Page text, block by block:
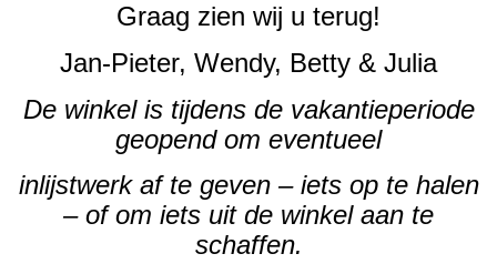
Graag zien wij u terug!
Jan-Pieter, Wendy, Betty & Julia
De winkel is tijdens de vakantieperiode
geopend om eventueel
inlijstwerk af te geven – iets op te halen
– of om iets uit de winkel aan te
schaffen.